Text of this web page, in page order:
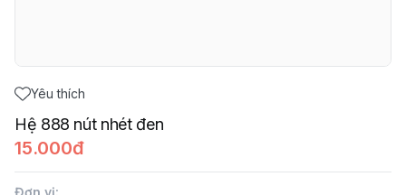
Yêu thích
Hệ 888 nút nhét đen
15.000đ
Đơn vị: